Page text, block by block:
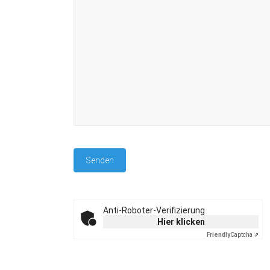
Anti-Roboter-Verifizierung
Hier klicken
FriendlyCaptcha ⇗